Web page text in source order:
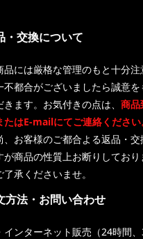
・交換について
品には厳格な管理のもと十分
不都合がございましたら誠意
きます。お気付きの点は、 商品
たはE-mailにてご連絡ください
、お客様のご都合よる返品・
が商品の性質上お断りしてお
了承くださいませ。
方法・お問い合わせ
インターネット販売（24時間、